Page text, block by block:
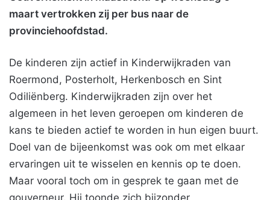
maart vertrokken zij per bus naar de
provinciehoofdstad.
De kinderen zijn actief in Kinderwijkraden van
Roermond, Posterholt, Herkenbosch en Sint
Odiliënberg. Kinderwijkraden zijn over het
algemeen in het leven geroepen om kinderen de
kans te bieden actief te worden in hun eigen buurt.
Doel van de bijeenkomst was ook om met elkaar
ervaringen uit te wisselen en kennis op te doen.
Maar vooral toch om in gesprek te gaan met de